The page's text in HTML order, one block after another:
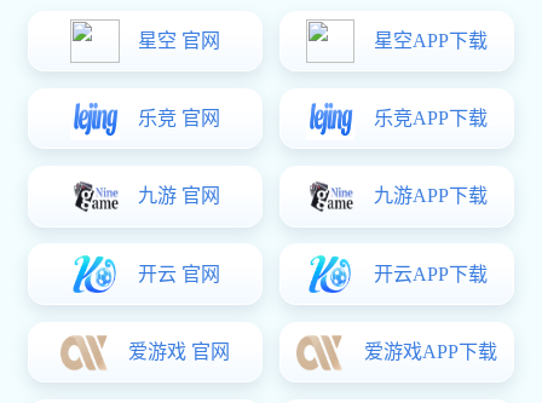
锌合金瓶颈扣定制
内径：40mm
高度：22.9mm
重量：47.5g
材质： 3#锌合金